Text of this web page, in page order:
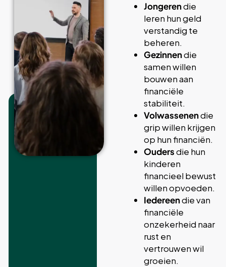
Jongerendie
leren hun geld
verstandig te
beheren.
Gezinnendie
samen willen
bouwen aan
financiële
stabiliteit.
Volwassenendie
grip willen krijgen
op hun financiën.
Oudersdie hun
kinderen
financieel bewust
willen opvoeden.
Iedereendie van
financiële
onzekerheid naar
rust en
vertrouwen wil
groeien.